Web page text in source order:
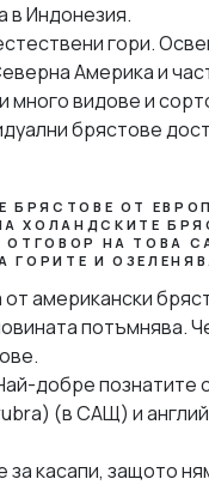
БРЯСТОВЕ ОТ
ХОЛАНДСКИТЕ
НА ТОВА
И
американски
потъмнява.
добре познатите
(в САЩ) и
касапи, защото
в Индонезия.
гори.
Америка и
видове и
брястове